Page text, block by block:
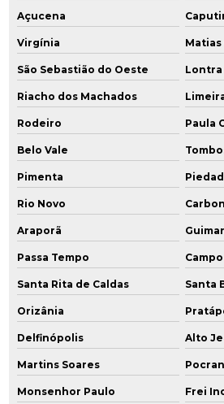
Açucena
Virgínia Matias
São Sebastião do Oeste Lontra
Riacho dos Machados
Rodeiro Paula
Belo Vale
Pimenta
Rio Novo
Araporã
Passa Tempo
Santa Rita de Caldas Santa
Orizânia
Delfinópolis Alto
Martins Soares
Monsenhor Paulo Frei